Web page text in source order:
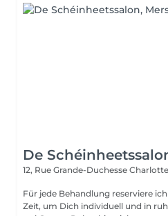
De
12, Rue Grande-Duchesse Charlotte
Für jede Behandlung reserviere
Zeit, um Dich individuell und in